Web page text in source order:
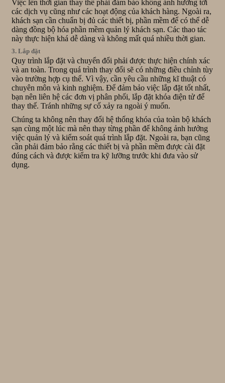
Việc lên thời gian thay thế phải đảm bảo không ảnh hưởng tới
các dịch vụ cũng như các hoạt động của khách hàng. Ngoài ra,
khách sạn cần chuẩn bị đủ các thiết bị, phần mềm để có thể dễ
dàng đồng bộ hóa phần mềm quản lý khách sạn. Các thao tác
này thực hiện khá dễ dàng và không mất quá nhiều thời gian.
3. Lắp đặt
Quy trình lắp đặt và chuyển đổi phải được thực hiện chính xác
và an toàn. Trong quá trình thay đổi sẽ có những điều chỉnh tùy
vào trường hợp cụ thể. Vì vậy, cần yêu cầu những kĩ thuật có
chuyên môn và kinh nghiệm. Để đảm bảo việc lắp đặt tốt nhất,
bạn nên liên hệ các đơn vị phân phối, lắp đặt khóa điện tử để
thay thế. Tránh những sự cố xảy ra ngoài ý muốn.
Chúng ta không nên thay đổi hệ thống khóa của toàn bộ khách
sạn cùng một lúc mà nên thay từng phần để không ảnh hưởng
việc quản lý và kiểm soát quá trình lắp đặt. Ngoài ra, bạn cũng
cần phải đảm bảo rằng các thiết bị và phần mềm được cài đặt
đúng cách và được kiểm tra kỹ lưỡng trước khi đưa vào sử
dụng.